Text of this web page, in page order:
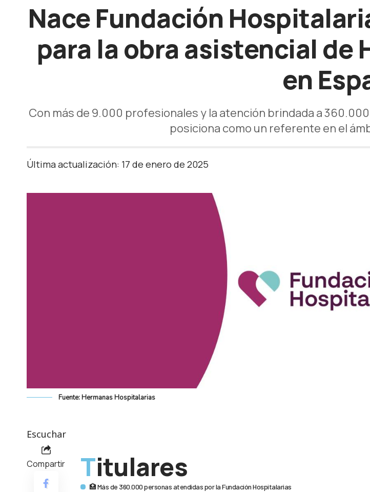
Nace Fundación
para la obra asistencial de
en
Con más de 9.000 profesionales y la atención brindada a
posiciona como un referente en el
Última actualización: 17 de enero de 2025
Fuente: Hermanas Hospitalarias
Escuchar
Compartir Titulares
🏥 Más de 360.000 personas atendidas por la Fundación Hospitalarias